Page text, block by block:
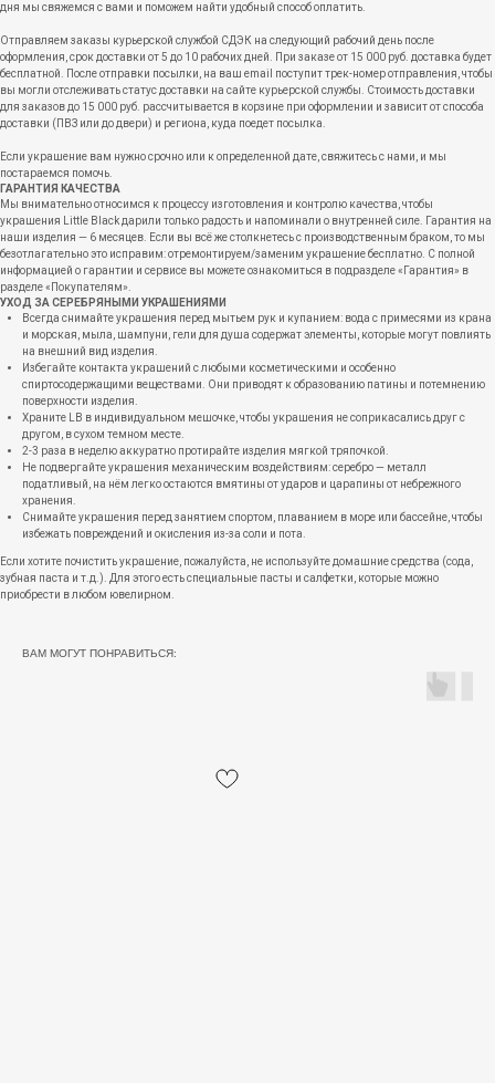
дня мы свяжемся с вами и поможем найти удобный способ оплатить.
Отправляем заказы курьерской службой СДЭК на следующий рабочий день после
оформления, срок доставки от 5 до 10 рабочих дней. При заказе от 15 000 руб. доставка будет
бесплатной. После отправки посылки, на ваш email поступит трек-номер отправления, чтобы
вы могли отслеживать статус доставки на сайте курьерской службы. Стоимость доставки
для заказов до 15 000 руб. рассчитывается в корзине при оформлении и зависит от способа
доставки (ПВЗ или до двери) и региона, куда поедет посылка.
Если украшение вам нужно срочно или к определенной дате, свяжитесь с нами, и мы
постараемся помочь.
ГАРАНТИЯ КАЧЕСТВА
Мы внимательно относимся к процессу изготовления и контролю качества, чтобы
украшения Little Black дарили только радость и напоминали о внутренней силе. Гарантия на
наши изделия — 6 месяцев. Если вы всё же столкнетесь с производственным браком, то мы
безотлагательно это исправим: отремонтируем/заменим украшение бесплатно. С полной
информацией о гарантии и сервисе вы можете ознакомиться в подразделе «Гарантия» в
разделе «Покупателям».
УХОД ЗА СЕРЕБРЯНЫМИ УКРАШЕНИЯМИ
Всегда снимайте украшения перед мытьем рук и купанием: вода с примесями из крана
и морская, мыла, шампуни, гели для душа содержат элементы, которые могут повлиять
на внешний вид изделия.
Избегайте контакта украшений с любыми косметическими и особенно
спиртосодержащими веществами. Они приводят к образованию патины и потемнению
поверхности изделия.
Храните LB в индивидуальном мешочке, чтобы украшения не соприкасались друг с
другом, в сухом темном месте.
2-3 раза в неделю аккуратно протирайте изделия мягкой тряпочкой.
Не подвергайте украшения механическим воздействиям: серебро — металл
податливый, на нём легко остаются вмятины от ударов и царапины от небрежного
хранения.
Снимайте украшения перед занятием спортом, плаванием в море или бассейне, чтобы
избежать повреждений и окисления из-за соли и пота.
Если хотите почистить украшение, пожалуйста, не используйте домашние средства (сода,
зубная паста и т.д.). Для этого есть специальные пасты и салфетки, которые можно
приобрести в любом ювелирном.
ВАМ МОГУТ ПОНРАВИТЬСЯ: